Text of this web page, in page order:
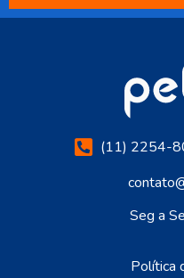
(11) 2254-
Seg a
Política